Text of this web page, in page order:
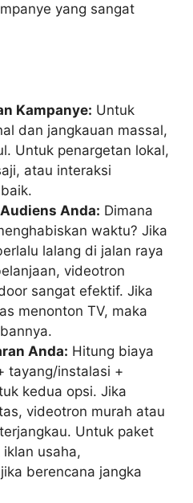
yang sangat
Kampanye: Untuk
dan jangkauan massal,
Untuk penargetan lokal,
atau interaksi
Anda: Dimana
waktu? Jika
lalang di jalan raya
videotron
sangat efektif. Jika
menonton TV, maka
Anda: Hitung biaya
tayang/instalasi +
kedua opsi. Jika
videotron murah atau
Untuk paket
usaha,
berencana jangka